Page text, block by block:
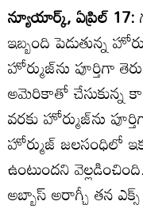
న్యూయార్క్, ఏప్రిల్ 17:
ఇబ్బంది పెడుతున్న
హోర్ముజ్‌ను పూర్తిగా
అమెరికాతో చేసుకున్న
వరకు హోర్ముజ్‌ను
హోర్ముజ్ జలసంధిలో
ఉంటుందని
అబ్బాస్ అరాగ్చీ తన